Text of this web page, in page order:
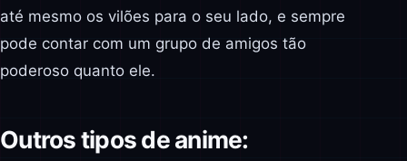
até mesmo os vilões para o seu lado, e sempre
pode contar com um grupo de amigos tão
poderoso quanto ele.
Outros tipos de anime: